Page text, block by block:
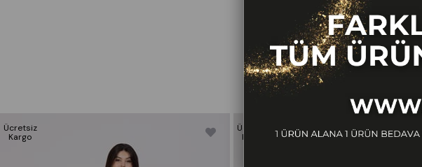
Ücretsiz
Kargo
Ücretsiz
Kargo